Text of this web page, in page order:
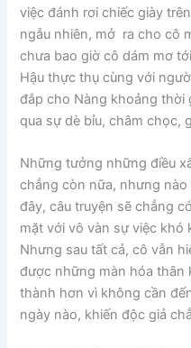
việc đánh rơi chiếc giày
ngẫu nhiên, mở ra cho cô
chưa bao giờ cô dám mơ
Hậu thực thụ cùng với
đắp cho Nàng khoảng thời
qua sự dè bỉu, châm chọc,
Những tưởng những điều
chẳng còn nữa, nhưng
đây, câu truyện sẽ chẳng
mặt với vô vàn sự việc khó
Nhưng sau tất cả, cô vẫn
được những màn hóa thân
thành hơn vì không cần
ngày nào, khiến độc giả